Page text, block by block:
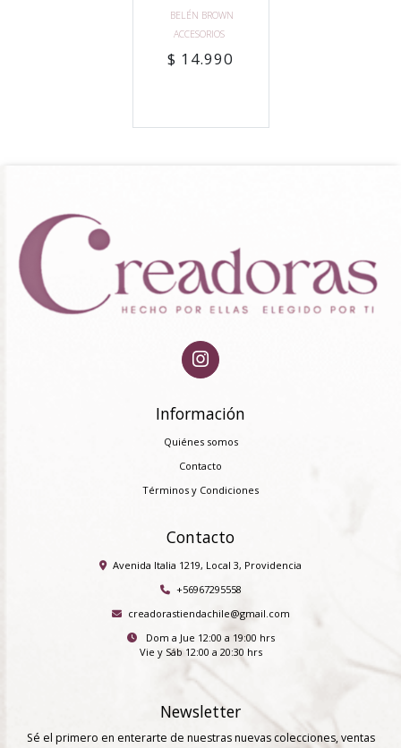
BELÉN BROWN
ACCESORIOS
$ 14.990
Información
Quiénes somos
Contacto
Términos y Condiciones
Contacto
Avenida Italia 1219, Local 3, Providencia
+56967295558
creadorastiendachile@gmail.com
Dom a Jue 12:00 a 19:00 hrs
Vie y Sáb 12:00 a 20:30 hrs
Newsletter
Sé el primero en enterarte de nuestras nuevas colecciones, ventas